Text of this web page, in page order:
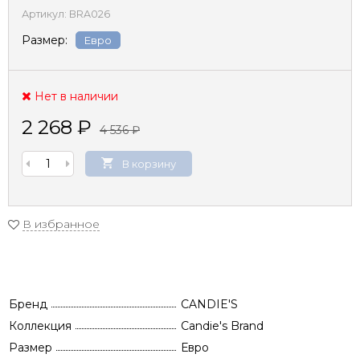
Артикул: BRA026
Размер: Евро
Нет в наличии
2 268 ₽ 4 536₽
В корзину
В избранное
Бренд
CANDIE'S
Коллекция
Candie's Brand
Размер
Евро